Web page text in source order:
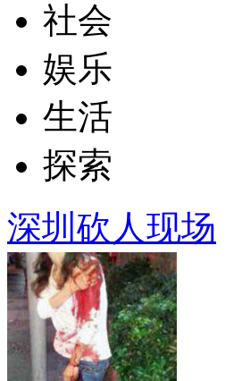
社会
娱乐
生活
探索
深圳砍人现场